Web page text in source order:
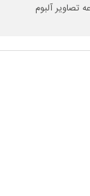
تصاویر آلبوم